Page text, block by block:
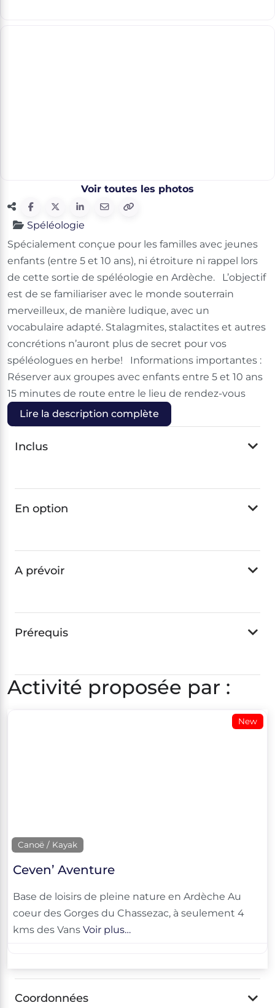
Voir toutes les photos
Spéléologie
Spécialement conçue pour les familles avec jeunes
enfants (entre 5 et 10 ans), ni étroiture ni rappel lors
de cette sortie de spéléologie en Ardèche. L’objectif
est de se familiariser avec le monde souterrain
merveilleux, de manière ludique, avec un
vocabulaire adapté. Stalagmites, stalactites et autres
concrétions n’auront plus de secret pour vos
spéléologues en herbe! Informations importantes :
Réserver aux groupes avec enfants entre 5 et 10 ans
15 minutes de route entre le lieu de rendez-vous
Lire la description complète
Inclus
En option
A prévoir
Prérequis
Activité proposée par :
New
Canoë / Kayak
Ceven’ Aventure
Base de loisirs de pleine nature en Ardèche Au
coeur des Gorges du Chassezac, à seulement 4
kms des Vans Voir plus…
Coordonnées